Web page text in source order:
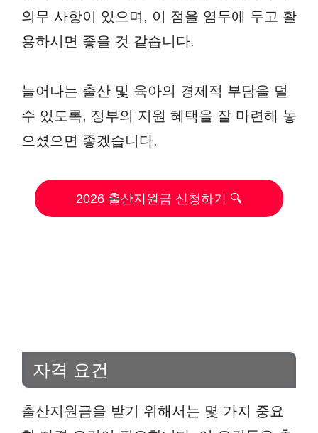
의무 사항이 있으며, 이 점을 염두에 두고 활
용하시면 좋을 것 같습니다.
늘어나는 출산 및 육아의 경제적 부담을 덜
수 있도록, 정부의 지원 혜택을 잘 마련해 놓
으셨으면 좋겠습니다.
2026 출산지원금 신청하기 🔍
자격 요건
출산지원금을 받기 위해서는 몇 가지 중요